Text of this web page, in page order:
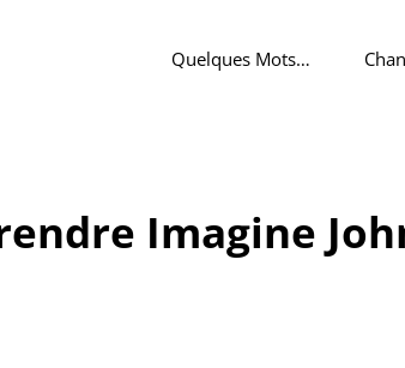
Quelques Mots…
Imagine